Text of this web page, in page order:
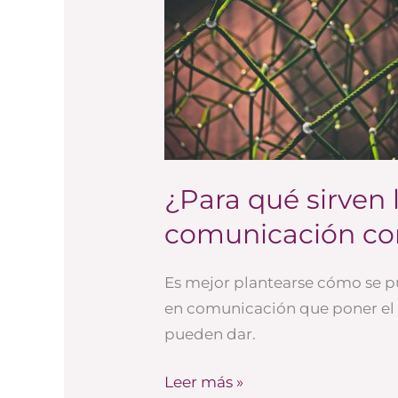
¿Para qué sirven
comunicación
Es mejor plantearse cómo se
en comunicación que poner
pueden dar.
qué
sirven
las
redes
sociales
en
corporativa?
Leer más »